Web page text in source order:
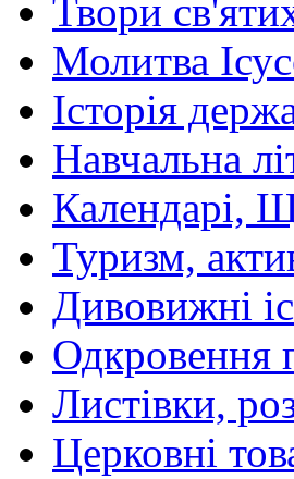
Твори
Молитва
Історія
Навчальна
Календарі,
Туризм,
Дивовижні
Одкровення
Листівки,
Церковні